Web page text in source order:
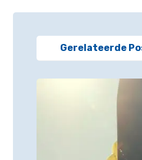
Gerelateerde